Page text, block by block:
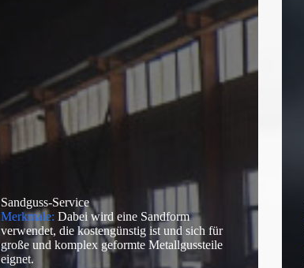
Sandguss-Service
Merkmale: Dabei wird eine Sandform
verwendet, die kostengünstig ist und sich für
große und komplex geformte Metallgussteile
eignet.